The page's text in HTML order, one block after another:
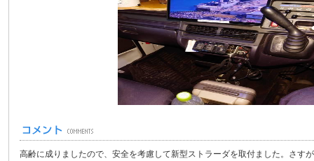
高齢に成りましたので、安全を考慮して新型ストラーダを取付ました。さ